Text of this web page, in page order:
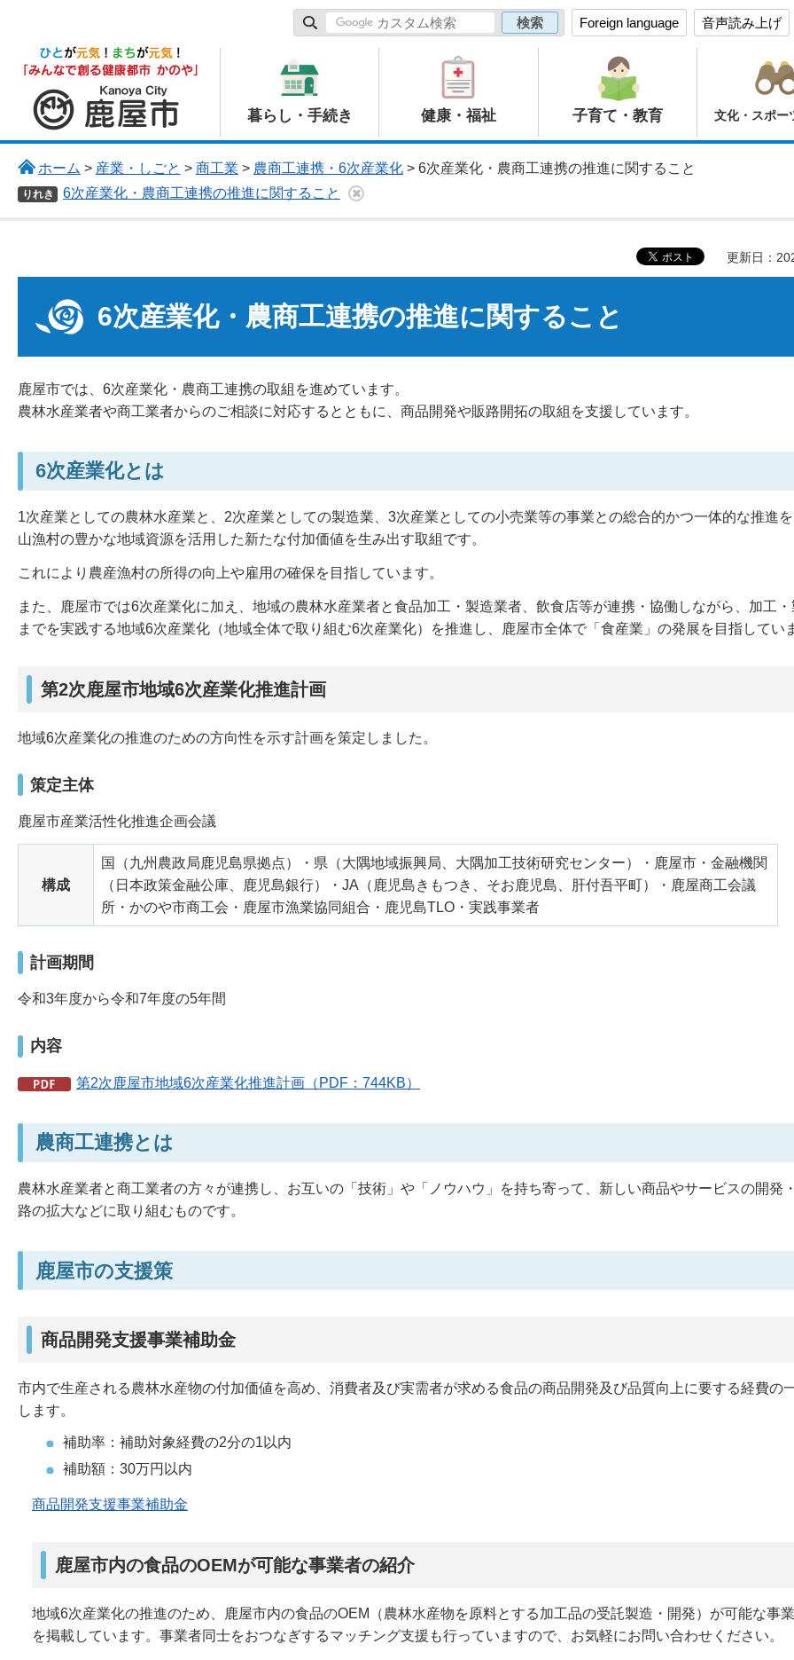
Foreign language 音声読み上げ
鹿屋市
暮らし・手続き 健康・福祉 子育て・教育 文化・スポー
ホーム > 産業・しごと > 商工業 > 農商工連携・6次産業化> 6次産業化・農商工連携の推進に関すること
りれき 6次産業化・農商工連携の推進に関すること
更新日：
6次産業化・農商工連携の推進に関すること
鹿屋市では、6次産業化・農商工連携の取組を進めています。
農林水産業者や商工業者からのご相談に対応するとともに、商品開発や販路開拓の取組を支援しています。
6次産業化とは
1次産業としての農林水産業と、2次産業としての製造業、3次産業としての小売業等の事業との総合的かつ一体的な推進
山漁村の豊かな地域資源を活用した新たな付加価値を生み出す取組です。
これにより農産漁村の所得の向上や雇用の確保を目指しています。
また、鹿屋市では6次産業化に加え、地域の農林水産業者と食品加工・製造業者、飲食店等が連携・協働しながら、加工
までを実践する地域6次産業化（地域全体で取り組む6次産業化）を推進し、鹿屋市全体で「食産業」の発展を目指してい
第2次鹿屋市地域6次産業化推進計画
地域6次産業化の推進のための方向性を示す計画を策定しました。
策定主体
鹿屋市産業活性化推進企画会議
構成
国（九州農政局鹿児島県拠点）・県（大隅地域振興局、大隅加工技術研究センター）・鹿屋市・金融機関
（日本政策金融公庫、鹿児島銀行）・JA（鹿児島きもつき、そお鹿児島、肝付吾平町）・鹿屋商工会議
所・かのや市商工会・鹿屋市漁業協同組合・鹿児島TLO・実践事業者
計画期間
令和3年度から令和7年度の5年間
内容
第2次鹿屋市地域6次産業化推進計画（PDF：744KB）
農商工連携とは
農林水産業者と商工業者の方々が連携し、お互いの「技術」や「ノウハウ」を持ち寄って、新しい商品やサービスの開発
路の拡大などに取り組むものです。
鹿屋市の支援策
商品開発支援事業補助金
市内で生産される農林水産物の付加価値を高め、消費者及び実需者が求める食品の商品開発及び品質向上に要する経費の
します。
補助率：補助対象経費の2分の1以内
補助額：30万円以内
商品開発支援事業補助金
鹿屋市内の食品のOEMが可能な事業者の紹介
地域6次産業化の推進のため、鹿屋市内の食品のOEM（農林水産物を原料とする加工品の受託製造・開発）が可能な事
を掲載しています。事業者同士をおつなぎするマッチング支援も行っていますので、お気軽にお問い合わせください。